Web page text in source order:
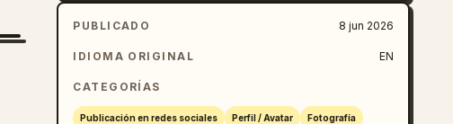
PUBLICADO 8 jun 2026
IDIOMA ORIGINAL EN
CATEGORÍAS
Publicación en redes sociales Perfil / Avatar Fotografía